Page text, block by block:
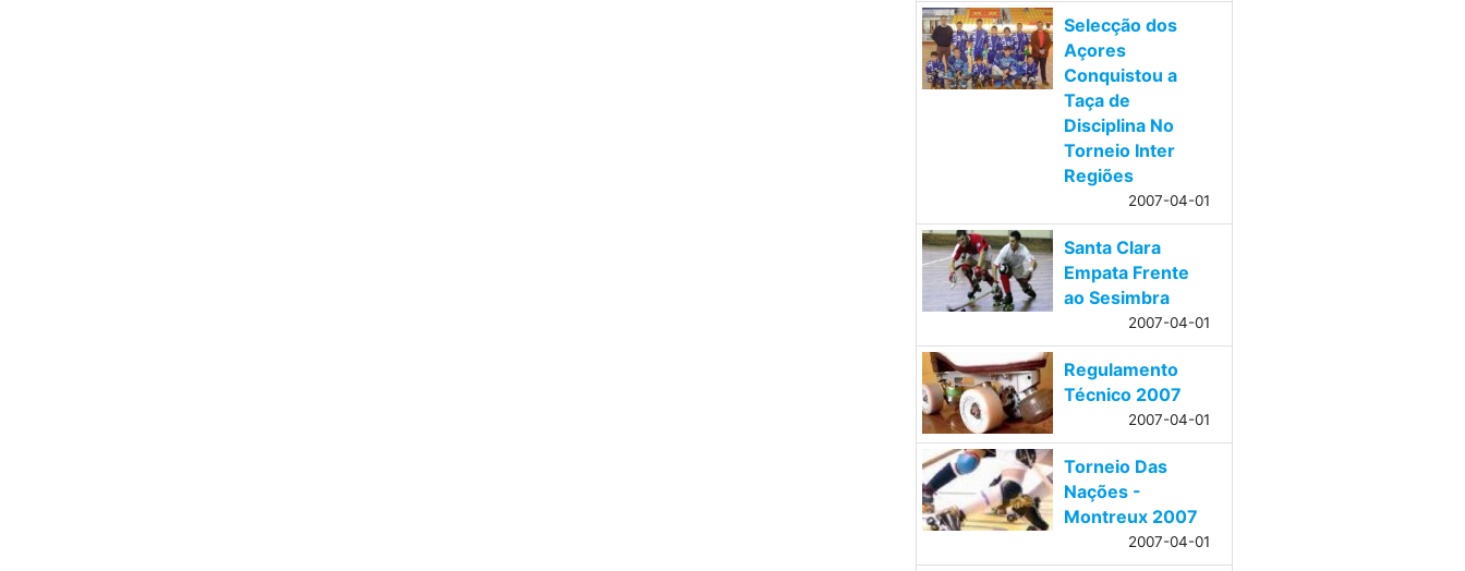
Selecção dos
Açores
Conquistou a
Taça de
Disciplina No
Torneio Inter
Regiões
2007-04-01
Santa Clara
Empata Frente
ao Sesimbra
2007-04-01
Regulamento
Técnico 2007
2007-04-01
Torneio Das
Nações -
Montreux 2007
2007-04-01